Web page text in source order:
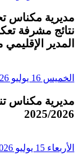
مديرية مكناس
نتائج مشرفة
المدير
الخميس 16 يوليو 2026 - 10:24
مديرية مكناس
2025/2026
الأربعاء 15 يوليو 2026 - 11:54